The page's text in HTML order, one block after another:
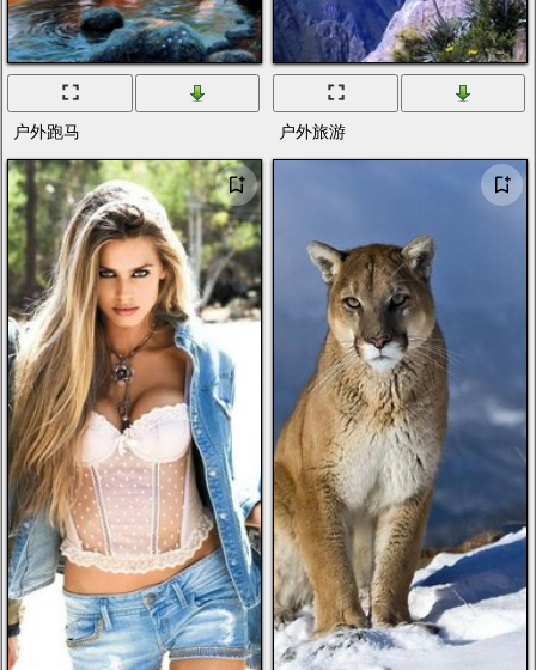
户外跑马 户外旅游